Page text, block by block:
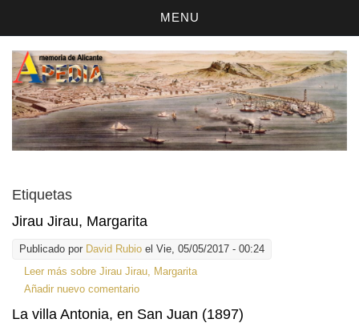
MENU
Etiquetas
Jirau Jirau, Margarita
Publicado por David Rubio el Vie, 05/05/2017 - 00:24
Leer más sobre Jirau Jirau, Margarita
Añadir nuevo comentario
La villa Antonia, en San Juan (1897)